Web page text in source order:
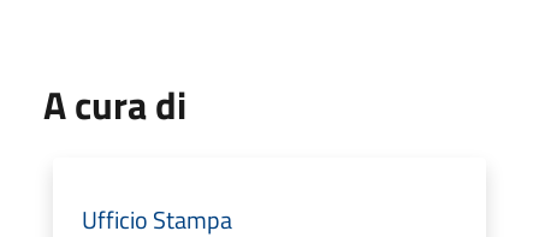
A cura di
Ufficio Stampa